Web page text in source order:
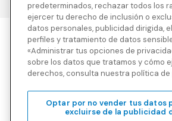
Blue Cross Blue Shield Global Solutions es
Worldwide Insurance Services, LLC (Blue
Solutions Insurance Services en California y
Solutions Insurance Services en New York),
Cross Blue Shield Global Solutions es una
Blue Cross and Blue Shield Association.
predeterminados, rechazar todos los
ejercer tu derecho de inclusión o
datos personales, publicidad dirigida,
perfiles y tratamiento de datos
«Administrar tus opciones de
sobre los datos que tratamos y cómo
derechos, consulta nuestra política de
Optar por no vender tus datos
excluirse de la publicidad